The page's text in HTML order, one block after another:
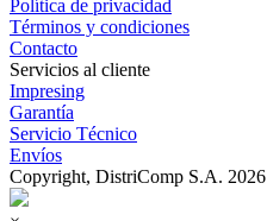
Política de privacidad
Términos y condiciones
Contacto
Servicios al cliente
Impresing
Garantía
Servicio Técnico
Envíos
Copyright, DistriComp S.A. 2026